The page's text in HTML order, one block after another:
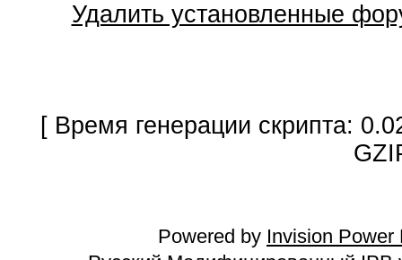
Удалить установленные
[ Время генерации скрипта:
Powered by Invision Power